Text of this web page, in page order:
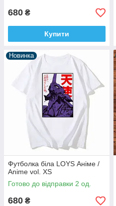
680 ₴
Купити
Новинка
Футболка біла LOYS Аніме /
Anime vol. XS
Готово до відправки 2 од.
680 ₴